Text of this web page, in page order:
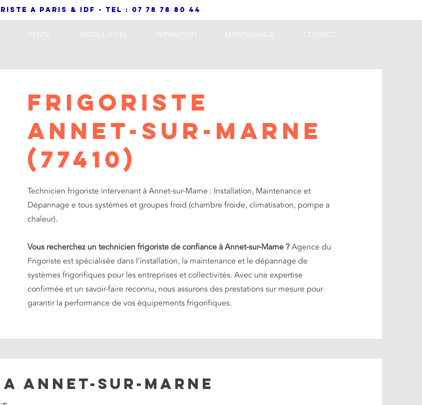
VENTE INSTALLATION REPARATION MAINTENANCE CONTACT
a paris & IDF - TEL : 07 78 78 80 44
Frigoriste
ANNET-SUR-MARNE
(77410)
Technicien frigoriste intervenant à Annet-sur-Marne : Installation, Maintenance et
Dépannage e tous systèmes et groupes froid (chambre froide, climatisation, pompe a
chaleur).
Vous recherchez un technicien frigoriste de confiance à Annet-sur-Marne ?Agence du
Frigoriste est spécialisée dans l’installation, la maintenance et le dépannage de
systèmes frigorifiques pour les entreprises et collectivités. Avec une expertise
confirmée et un savoir-faire reconnu, nous assurons des prestations sur mesure pour
garantir la performance de vos équipements frigorifiques.
SUR-MARNE